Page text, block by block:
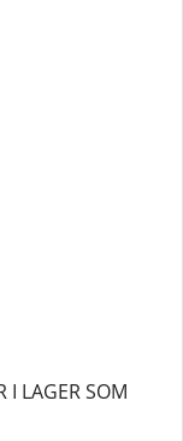
I LAGER SOM